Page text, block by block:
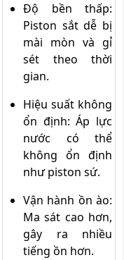
Độ bền thấp:
Piston sắt dễ bị
mài mòn và gỉ
sét theo thời
gian.
Hiệu suất không
ổn định: Áp lực
nước có thể
không ổn định
như piston sứ.
Vận hành ồn ào:
Ma sát cao hơn,
gây ra nhiều
tiếng ồn hơn.